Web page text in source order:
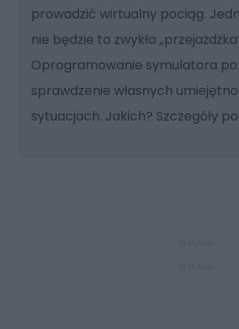
prowadzić wirtualny pociąg.
nie będzie to zwykła
Oprogramowanie symulatora
sprawdzenie własnych
sytuacjach. Jakich? Szczegóły